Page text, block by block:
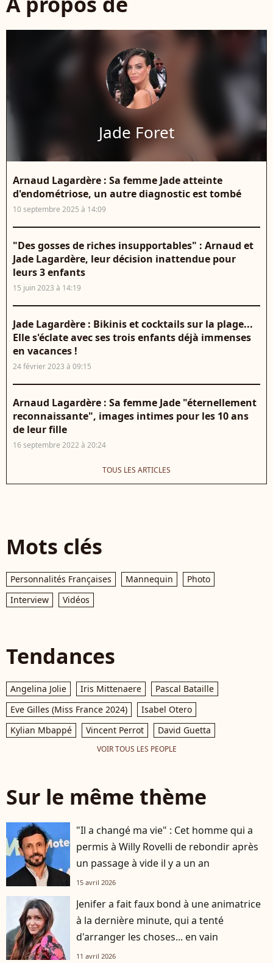
Jade Foret
Arnaud Lagardère : Sa femme Jade atteinte
d'endométriose, un autre diagnostic est tombé
10 septembre 2025 à 14:09
"Des gosses de riches insupportables" : Arnaud et
Jade Lagardère, leur décision inattendue pour
leurs 3 enfants
15 juin 2023 à 14:19
Jade Lagardère : Bikinis et cocktails sur la plage...
Elle s'éclate avec ses trois enfants déjà immenses
en vacances !
24 février 2023 à 09:15
Arnaud Lagardère : Sa femme Jade "éternellement
reconnaissante", images intimes pour les 10 ans
de leur fille
16 septembre 2022 à 20:24
TOUS LES ARTICLES
Mots clés
Personnalités Françaises Mannequin
Photo
Interview
Vidéos
Tendances
Angelina Jolie Iris Mittenaere
Pascal Bataille
Eve Gilles (Miss France 2024)
Isabel Otero
Kylian Mbappé
Vincent Perrot David Guetta
VOIR TOUS LES PEOPLE
Sur le même thème
"Il a changé ma vie" : Cet homme qui a
permis à Willy Rovelli de rebondir après
un passage à vide il y a un an
15 avril 2026
Jenifer a fait faux bond à une animatrice
à la dernière minute, qui a tenté
d'arranger les choses... en vain
11 avril 2026